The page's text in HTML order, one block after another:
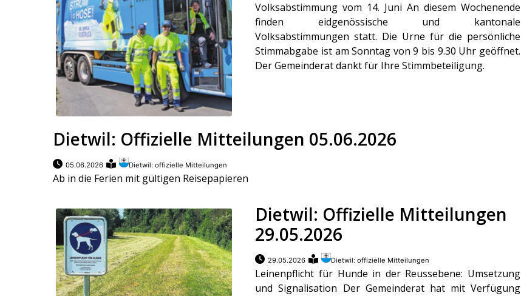
Volksabstimmung vom 14. Juni An diesem Wochenende
finden eidgenössische und kantonale
Volksabstimmungen statt. Die Urne für die persönliche
Stimmabgabe ist am Sonntag von 9 bis 9.30 Uhr geöffnet.
Der Gemeinderat dankt für Ihre Stimmbeteiligung.
Dietwil: Offizielle Mitteilungen 05.06.2026
05.06.2026 Dietwil: offizielle Mitteilungen
Ab in die Ferien mit gültigen Reisepapieren
Dietwil: Offizielle Mitteilungen
29.05.2026
29.05.2026 Dietwil: offizielle Mitteilungen
Leinenpflicht für Hunde in der Reussebene: Umsetzung
und Signalisation Der Gemeinderat hat mit Verfügung